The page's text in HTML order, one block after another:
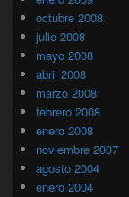
octubre 2008
julio 2008
mayo 2008
abril 2008
marzo 2008
febrero 2008
enero 2008
noviembre 2007
agosto 2004
enero 2004